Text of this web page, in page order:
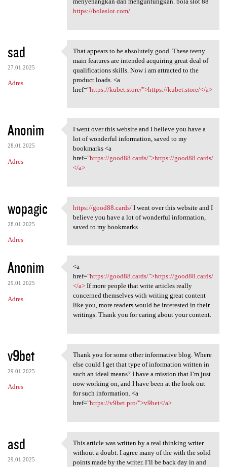
https://bolaslot.com/
sad
27.01.2025
Adres
That appears to be absolutely
That appears to be absolutely good. These teeny
main features are intended acquiring great deal of
qualifications skills. Now i am attracted to the
product loads. <a
href="https://kubet.store/">https://kubet.store/</a>
Anonim
28.01.2025
Adres
I went over this website
I went over this website and I believe you have a
lot of wonderful information, saved to my
bookmarks <a
href="https://good88.cards/">https://good88.cards/
</a>
wopagic
28.01.2025
Adres
https://good88.cards/ I went
https://good88.cards/I went over this website and I
believe you have a lot of wonderful information,
saved to my bookmarks
Anonim
29.01.2025
Adres
<a href="https://good88.cards
<a
href="https://good88.cards/">https://good88.cards/
</a>If more people that write articles really
concerned themselves with writing great content
like you, more readers would be interested in their
writings. Thank you for caring about your content.
v9bet
29.01.2025
Adres
Thank you for some other
Thank you for some other informative blog. Where
else could I get that type of information written in
such an ideal means? I have a mission that I’m just
now working on, and I have been at the look out
for such information. <a
href="https://v9bet.pro/">v9bet</a>
asd
29.01.2025
This article was written by a
This article was written by a real thinking writer
without a doubt. I agree many of the with the solid
points made by the writer. I’ll be back day in and